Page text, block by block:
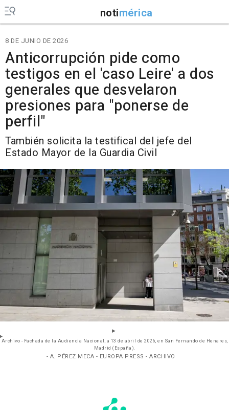
notimérica
8 DE JUNIO DE 2026
Anticorrupción pide como
testigos en el 'caso Leire' a dos
generales que desvelaron
presiones para "ponerse de
perfil"
También solicita la testifical del jefe del
Estado Mayor de la Guardia Civil
Archivo - Fachada de la Audiencia Nacional, a 13 de abril de 2026, en San Fernando de Henares,
Madrid (España).
- A. PÉREZ MECA - EUROPA PRESS - ARCHIVO